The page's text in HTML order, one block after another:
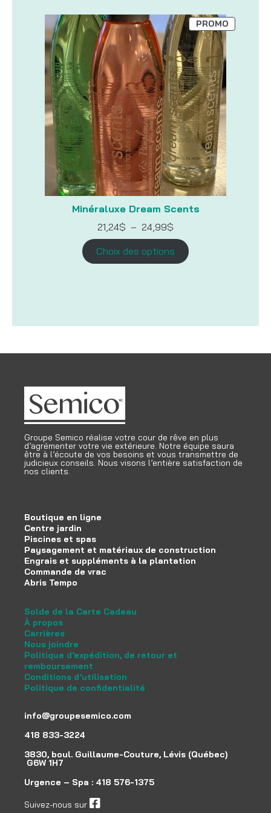
Minéraluxe Dream Scents
PROMOPRODUIT
EN
21,24$ – 24,99$
prix :
21,24$
à
Choix des options
Groupe Semico réalise votre cour de rêve en plus
d’agrémenter votre vie extérieure. Notre équipe saura
être à l’écoute de vos besoins et vous transmettre de
judicieux conseils. Nous visons l’entière satisfaction de
nos clients.
Boutique en ligne
Centre jardin
Piscines et spas
Paysagement et matériaux de construction
Engrais et suppléments à la plantation
Commande de vrac
Abris Tempo
Solde de la Carte Cadeau
À propos
Carrières
Nous joindre
Politique d’expédition, de retour et
remboursement
Conditions d’utilisation
Politique de confidentialité
info@groupesemico.com
418 833-3224
3830, boul. Guillaume-Couture, Lévis (Québec)
G6W 1H7
Urgence – Spa : 418 576-1375
Suivez-nous sur